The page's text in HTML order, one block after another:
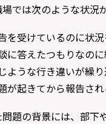
では次のような状況
を受けているのに状
に答えたつもりなの
ような行き違いが繰
が起きてから報告され
問題の背景には、部下